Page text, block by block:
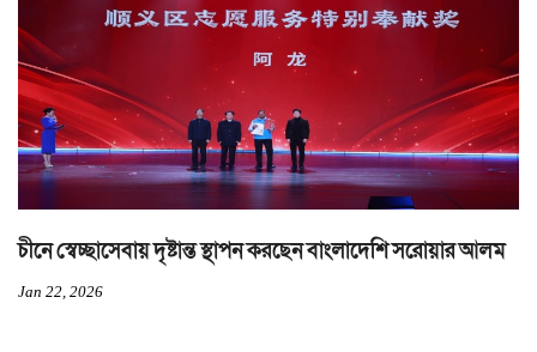
চীনে স্বেচ্ছাসেবায় দৃষ্টান্ত স্থাপন করছেন বাংলাদেশি সরোয়ার আলম
Jan 22, 2026